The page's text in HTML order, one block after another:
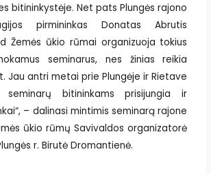
bitininkystėje. Net pats Plungės rajono
pirmininkas Donatas Abrutis
Žemės ūkio rūmai organizuoja tokius
seminarus, nes žinias reikia
Jau antri metai prie Plungėje ir Rietave
seminarų bitininkams prisijungia ir
– dalinasi mintimis seminarą rajone
ūkio rūmų Savivaldos organizatorė
r. Birutė Dromantienė.